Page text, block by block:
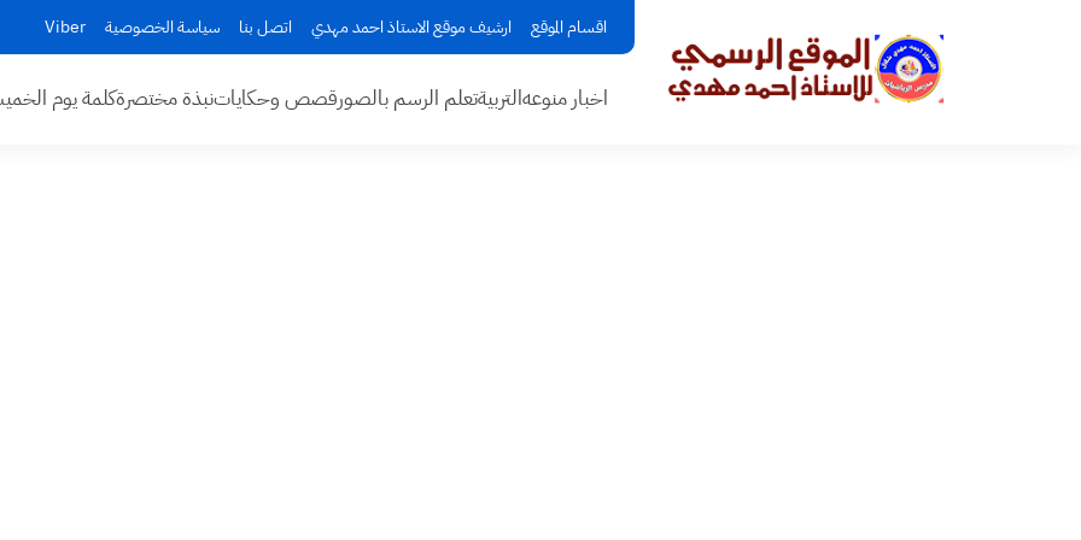
اقسام الموقع ارشيف موقع الاستاذ احمد مهدي اتصل بنا سياسة الخصوصية Viber
اخبار منوعهالتربيةتعلم الرسم بالصورقصص وحكاياتنبذة مختصرةكلمة يوم